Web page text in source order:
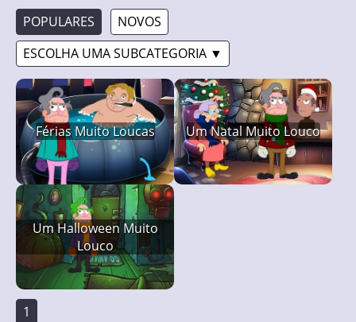
POPULARES
NOVOS
ESCOLHA UMA SUBCATEGORIA ▼
Férias Muito Loucas Um Natal Muito Louco
Um Halloween Muito
Louco
1